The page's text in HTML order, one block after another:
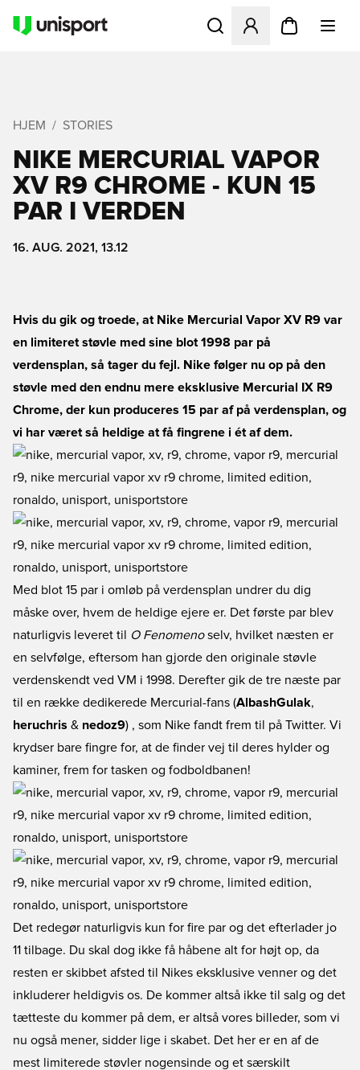
Åbner en Modal til at
HJEM STORIES
NIKE MERCURIAL VAPOR
XV R9 CHROME - KUN 15
PAR I VERDEN
16. AUG. 2021, 13.12
Hvis du gik og troede, at Nike Mercurial Vapor XV R9 var
en limiteret støvle med sine blot 1998 par på
verdensplan, så tager du fejl. Nike følger nu op på den
støvle med den endnu mere eksklusive Mercurial IX R9
Chrome, der kun produceres 15 par af på verdensplan, og
vi har været så heldige at få fingrene i ét af dem.
Med blot 15 par i omløb på verdensplan undrer du dig
måske over, hvem de heldige ejere er. Det første par blev
naturligvis leveret til
O Fenomenoselv, hvilket næsten er
en selvfølge, eftersom han gjorde den originale støvle
verdenskendt ved VM i 1998. Derefter gik de tre næste par
til en række dedikerede Mercurial-fans (AlbashGulak,
heruchris & nedoz9) , som Nike fandt frem til på Twitter. Vi
krydser bare fingre for, at de finder vej til deres hylder og
kaminer, frem for tasken og fodboldbanen!
Det redegør naturligvis kun for fire par og det efterlader jo
11 tilbage. Du skal dog ikke få håbene alt for højt op, da
resten er skibbet afsted til Nikes eksklusive venner og det
inkluderer heldigvis os. De kommer altså ikke til salg og det
tætteste du kommer på dem, er altså vores billeder, som vi
nu også mener, sidder lige i skabet. Det her er en af de
mest limiterede støvler nogensinde og et særskilt